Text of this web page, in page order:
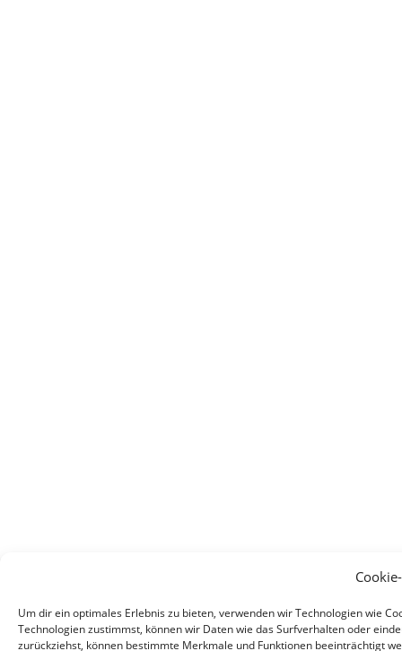
Um dir ein optimales Erlebnis zu bieten, verwenden wir Technologien wie
Technologien zustimmst, können wir Daten wie das Surfverhalten oder
zurückziehst, können bestimmte Merkmale und Funktionen beeinträchtigt